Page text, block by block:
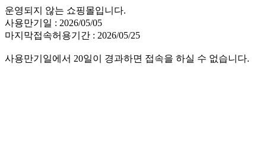
운영되지 않는 쇼핑몰입니다.
사용만기일 : 2026/05/05
마지막접속허용기간 : 2026/05/25
사용만기일에서 20일이 경과하면 접속을 하실 수 없습니다.